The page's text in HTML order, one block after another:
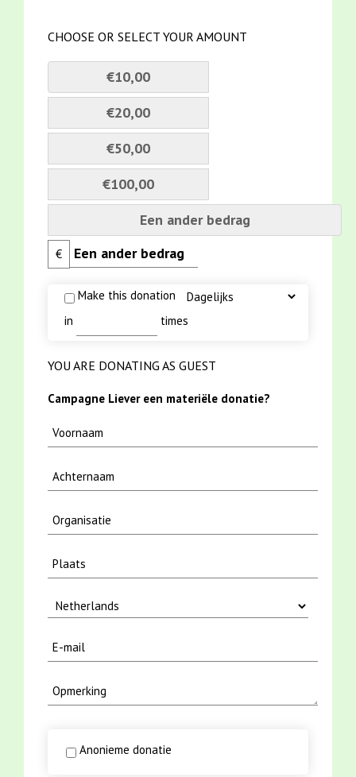
CHOOSE OR SELECT YOUR AMOUNT
€10,00
€20,00
€50,00
€100,00
Een ander bedrag
€
Make this donation
in
times
YOU ARE DONATING AS GUEST
Campagne Liever een materiële donatie?
Anonieme donatie